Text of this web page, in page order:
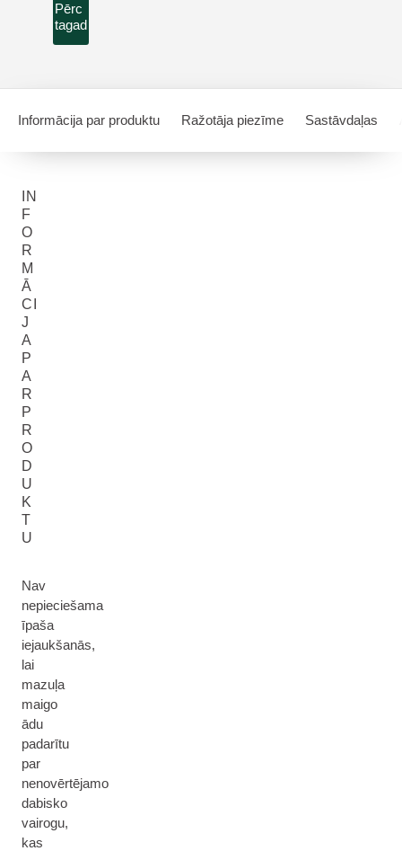
Pērc
tagad
Informācija par produktu Ražotāja piezīme Sastāvdaļas
IN
F
O
R
M
Ā
CI
J
A
P
A
R
P
R
O
D
U
K
T
U
Nav
nepieciešama
īpaša
iejaukšanās,
lai
mazuļa
maigo
ādu
padarītu
par
nenovērtējamo
dabisko
vairogu,
kas